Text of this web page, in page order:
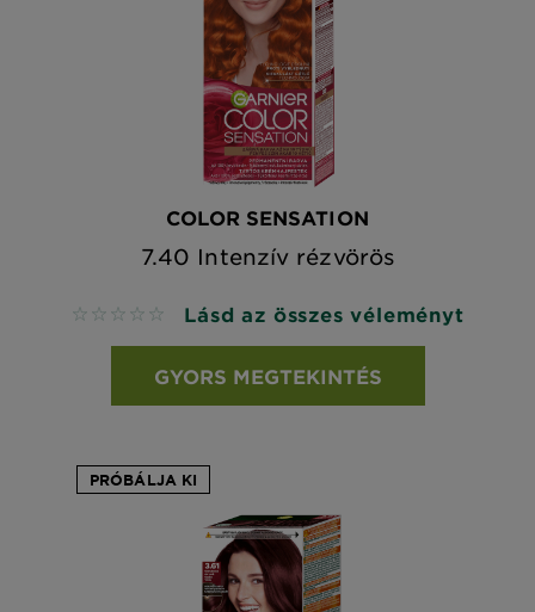
COLOR SENSATION
7.40 Intenzív rézvörös
No reviews Lásd az összes véleményt
GYORS MEGTEKINTÉS
PRÓBÁLJA KI